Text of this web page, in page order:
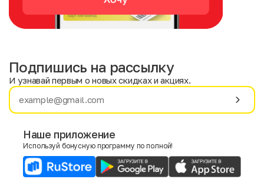
Имя
E-mail
Подпишись на рассылку
И узнавай первым о новых скидках и акциях.
Наше приложение
Используй бонусную программу по полной!